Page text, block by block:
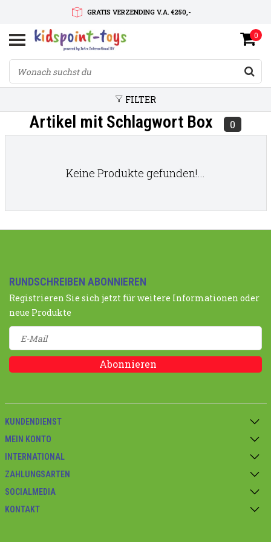
GRATIS VERZENDING V.A. €250,-
SNELLE LEVERTIJD
SERVICE OP MAAT
0
FILTER
Artikel mit Schlagwort Box 0
Keine Produkte gefunden!...
RUNDSCHREIBEN ABONNIEREN
Registrieren Sie sich jetzt für weitere Informationen oder
neue Produkte
Abonnieren
KUNDENDIENST
MEIN KONTO
INTERNATIONAL
ZAHLUNGSARTEN
SOCIALMEDIA
KONTAKT